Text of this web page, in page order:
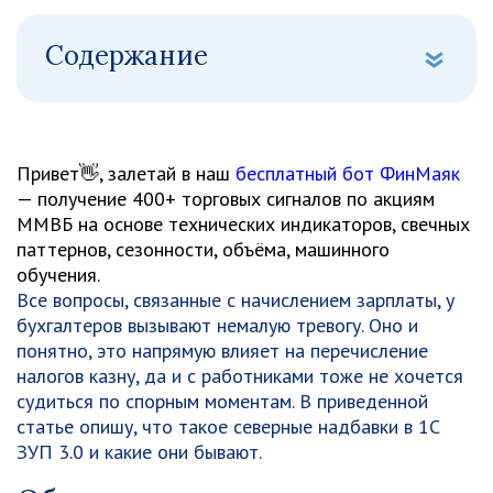
Содержание
Привет👋, залетай в наш бесплатный бот ФинМаяк
— получение 400+ торговых сигналов по акциям
ММВБ на основе технических индикаторов, свечных
паттернов, сезонности, объёма, машинного
обучения.
Все вопросы, связанные с начислением зарплаты, у
бухгалтеров вызывают немалую тревогу. Оно и
понятно, это напрямую влияет на перечисление
налогов казну, да и с работниками тоже не хочется
судиться по спорным моментам. В приведенной
статье опишу, что такое северные надбавки в 1С
ЗУП 3.0 и какие они бывают.